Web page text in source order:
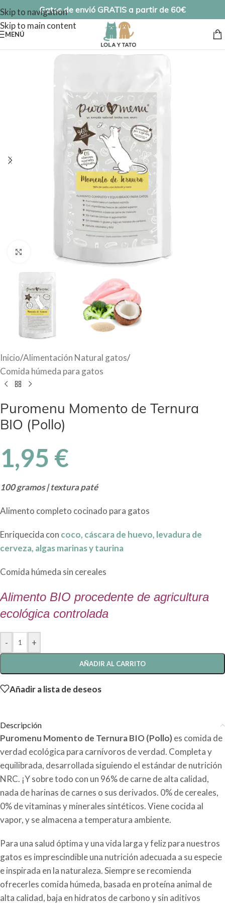
Skip to navigation
Skip to main content
Gatos de envió GRATIS a partir de 60€
MENÚ
Haga Click para agrandar
Inicio/Alimentación Natural gatos/
Comida húmeda para gatos
Puromenu Momento de Ternura
BIO (Pollo)
1,95 €
100 gramos | textura paté
Alimento completo cocinado para gatos
Enriquecida con coco, cáscara de huevo, levadura de
cerveza, algas marinas y taurina
Comida húmeda sin cereales
Alimento BIO procedente de agricultura
ecológica controlada
- +
AÑADIR AL CARRITO
Añadir a lista de deseos
Descripción
Puromenu Momento de Ternura BIO (Pollo)es comida de
verdad ecológica para carnívoros de verdad. Completa y
equilibrada, desarrollada siguiendo el estándar de nutrición
NRC. ¡Y sobre todo con un 96% de carne de alta calidad,
nada de harinas de carnes o sus derivados. 0% de cereales,
0% de vitaminas y minerales sintéticos. Viene cocida al
vapor, y se almacena a temperatura ambiente.
Para una salud óptima y una vida larga y feliz para nuestros
gatos es imprescindible una nutrición adecuada a su especie
e inspirada en la naturaleza. Siempre se recomienda
ofrecerles comida húmeda, basada en proteína animal de
alta calidad, baja en hidratos de carbono y sin aditivos